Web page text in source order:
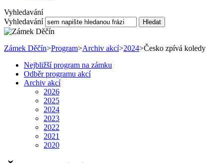
Vyhledavání
Vyhledavání
Hledat
Zámek Děčín>Program>Archiv akcí>2024>Česko zpívá koledy
Nejbližší program na zámku
Odběr programu akcí
Archiv akcí
2026
2025
2024
2023
2022
2021
2020